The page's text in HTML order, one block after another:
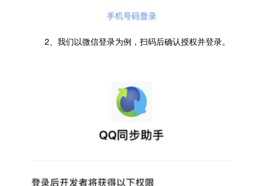
2、我们以微信登录为例，扫码后确认授权并登录。